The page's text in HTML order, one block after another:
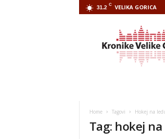
31.2 C VELIKA GORICA
Home Tagovi Hokej na
Tag: hokej